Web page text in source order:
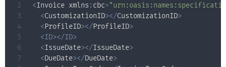
<Invoice xmlns:cbc=
<CustomizationID></CustomizationID
<ProfileID></ProfileID
<ID></ID
<IssueDate></IssueDate
<DueDate></DueDate